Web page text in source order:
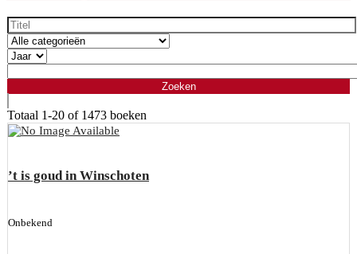
Totaal 1-20 of 1473 boeken
’t is goud in Winschoten
Onbekend